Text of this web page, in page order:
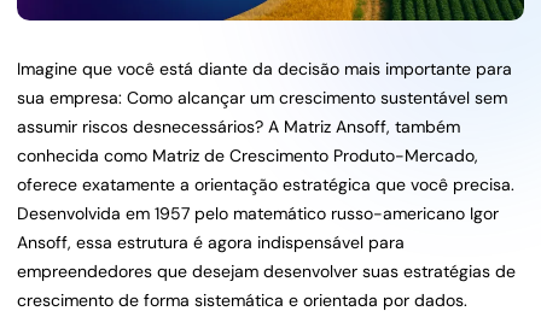
Imagine que você está diante da decisão mais importante para
sua empresa: Como alcançar um crescimento sustentável sem
assumir riscos desnecessários? A Matriz Ansoff, também
conhecida como Matriz de Crescimento Produto-Mercado,
oferece exatamente a orientação estratégica que você precisa.
Desenvolvida em 1957 pelo matemático russo-americano Igor
Ansoff, essa estrutura é agora indispensável para
empreendedores que desejam desenvolver suas estratégias de
crescimento de forma sistemática e orientada por dados.